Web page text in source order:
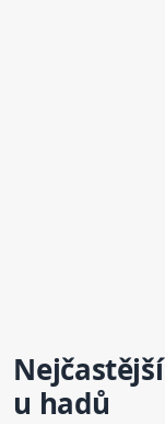
u hadů